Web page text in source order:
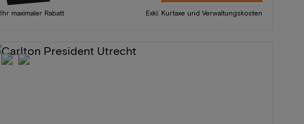
Ihr maximaler Rabatt Exkl. Kurtaxe und Verwaltungskosten